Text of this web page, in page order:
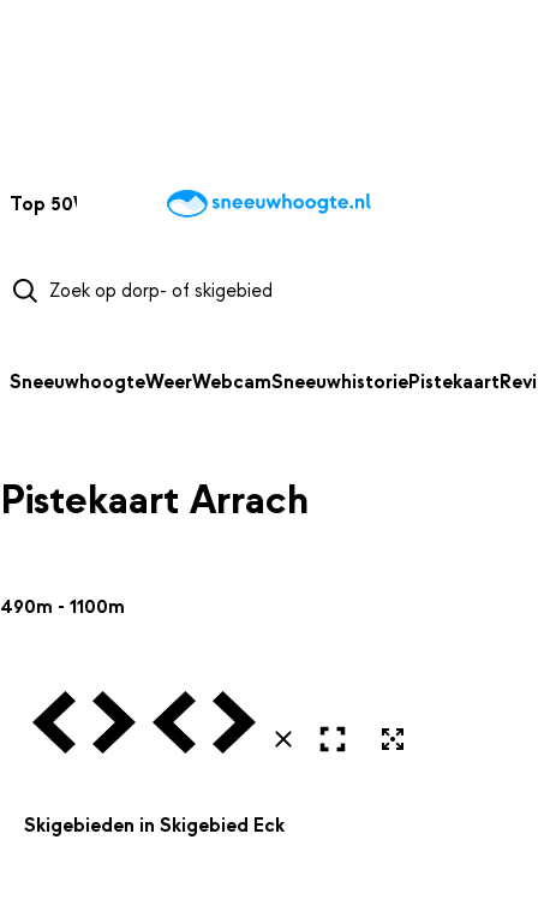
Top 50Webcams WintersportweerKaarten
SneeuwhoogteWeerWebcamSneeuwhistoriePistekaart
Pistekaart Arrach
490m - 1100m
Vorige VolgendeVorige Volgende
SluitenOpen in volledig scherm
Skigebieden in Skigebied Eck